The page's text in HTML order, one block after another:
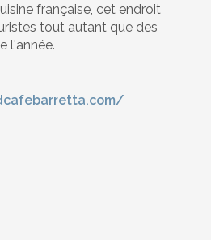
française, cet endroit
tout autant que des
l'année.